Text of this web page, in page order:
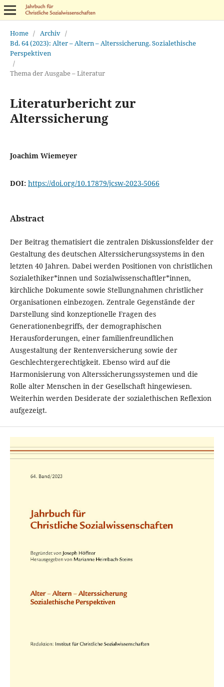
Home / Archiv /
Bd. 64 (2023): Alter – Altern – Alterssicherung. Sozialethische
Perspektiven
/
Thema der Ausgabe – Literatur
Literaturbericht zur
Alterssicherung
Joachim Wiemeyer
DOI: https://doi.org/10.17879/jcsw-2023-5066
Abstract
Der Beitrag thematisiert die zentralen Diskussionsfelder der
Gestaltung des deutschen Alterssicherungssystems in den
letzten 40 Jahren. Dabei werden Positionen von christlichen
Sozialethiker*innen und Sozialwissenschaftler*innen,
kirchliche Dokumente sowie Stellungnahmen christlicher
Organisationen einbezogen. Zentrale Gegenstände der
Darstellung sind konzeptionelle Fragen des
Generationenbegriffs, der demographischen
Herausforderungen, einer familienfreundlichen
Ausgestaltung der Rentenversicherung sowie der
Geschlechtergerechtigkeit. Ebenso wird auf die
Harmonisierung von Alterssicherungssystemen und die
Rolle alter Menschen in der Gesellschaft hingewiesen.
Weiterhin werden Desiderate der sozialethischen Reflexion
aufgezeigt.